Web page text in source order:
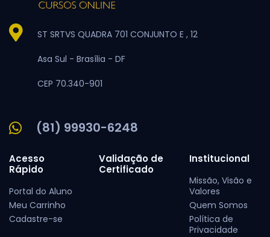
ST SRTVS QUADRA 701 CONJUNTO E , 12
Asa Sul - Brasília - DF
CEP 70.340-901
(81) 99930-6248
Acesso
Rápido
Portal do Aluno
Meu Carrinho
Cadastre-se
Validação de
Certificado
Institucional
Missão, Visão e
Valores
Quem Somos
Política de
Privacidade